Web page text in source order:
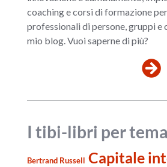
coaching e corsi di formazione
professionali di persone, gruppi e
mio blog. Vuoi saperne di più?
I tibi-libri per tema
Bertrand Russell Capitale